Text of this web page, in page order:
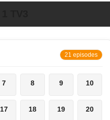
21 episodes
7 8 9 10
17 18 19 20